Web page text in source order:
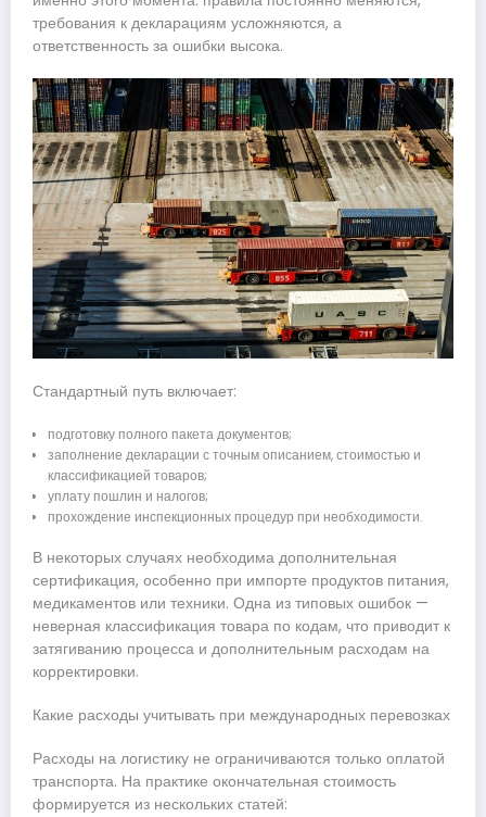
требования к декларациям усложняются, а
ответственность за ошибки высока.
Стандартный путь включает:
подготовку полного пакета документов;
заполнение декларации с точным описанием, стоимостью и
классификацией товаров;
уплату пошлин и налогов;
прохождение инспекционных процедур при необходимости.
В некоторых случаях необходима дополнительная
сертификация, особенно при импорте продуктов питания,
медикаментов или техники. Одна из типовых ошибок —
неверная классификация товара по кодам, что приводит к
затягиванию процесса и дополнительным расходам на
корректировки.
Какие расходы учитывать при международных перевозках
Расходы на логистику не ограничиваются только оплатой
транспорта. На практике окончательная стоимость
формируется из нескольких статей: